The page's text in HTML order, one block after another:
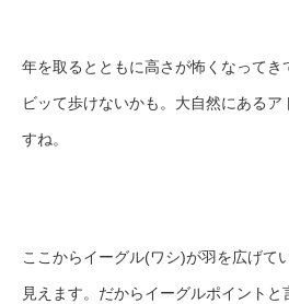
年を取るとともに高さが怖くなって
ビッて歩けないかも。大自然にある
すね。
ここからイーグル(ワシ)が羽を広げて
見えます。だからイーグルポイントと